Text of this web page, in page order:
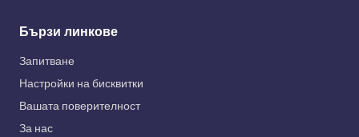
Бързи линкове
Запитване
Настройки на бисквитки
Вашата поверителност
За нас